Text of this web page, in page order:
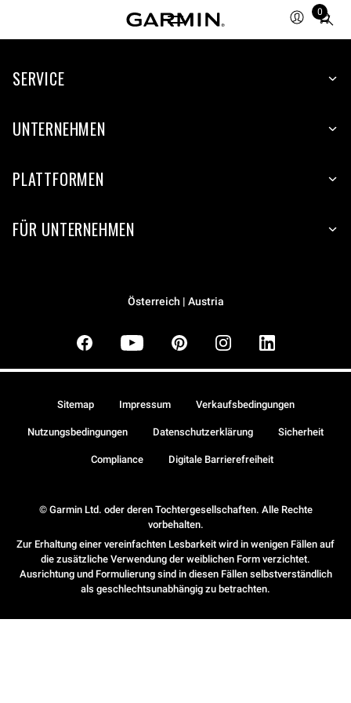
0
Total
items
cart:
SERVICE
UNTERNEHMEN
PLATTFORMEN
FÜR UNTERNEHMEN
Österreich | Austria
© Garmin Ltd. oder deren Tochtergesellschaften. Alle Rechte
vorbehalten.
Zur Erhaltung einer vereinfachten Lesbarkeit wird in wenigen Fällen auf
die zusätzliche Verwendung der weiblichen Form verzichtet.
Ausrichtung und Formulierung sind in diesen Fällen selbstverständlich
als geschlechtsunabhängig zu betrachten.
Sitemap Impressum Verkaufsbedingungen
Nutzungsbedingungen Datenschutzerklärung Sicherheit
Compliance Digitale Barrierefreiheit